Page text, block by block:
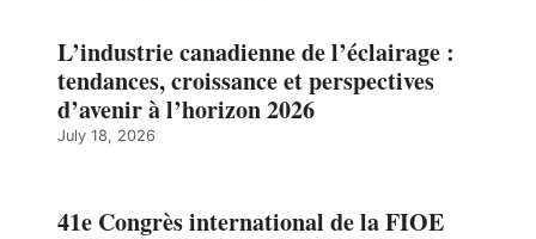
L’industrie canadienne de l’éclairage :
tendances, croissance et perspectives
d’avenir à l’horizon 2026
July 18, 2026
41e Congrès international de la FIOE